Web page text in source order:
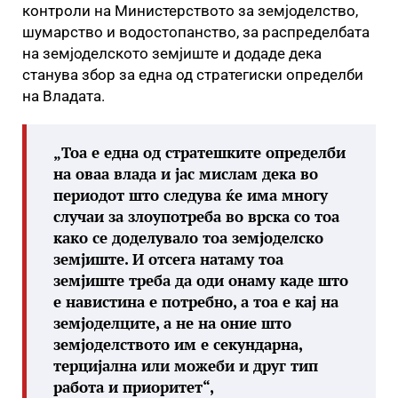
контроли на Министерството за земјоделство,
шумарство и водостопанство, за распределбата
на земјоделското земјиште и додаде дека
станува збор за една од стратегиски определби
на Владата.
„Тоа е една од стратешките определби
на оваа влада и јас мислам дека во
периодот што следува ќе има многу
случаи за злоупотреба во врска со тоа
како се доделувало тоа земјоделско
земјиште. И отсега натаму тоа
земјиште треба да оди онаму каде што
е навистина е потребно, а тоа е кај на
земјоделците, а не на оние што
земјоделството им е секундарна,
терцијална или можеби и друг тип
работа и приоритет“,